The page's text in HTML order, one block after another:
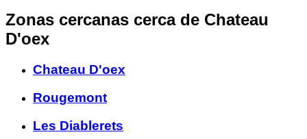
Zonas cercanas cerca de Chateau
D'oex
Chateau D'oex
Rougemont
Les Diablerets